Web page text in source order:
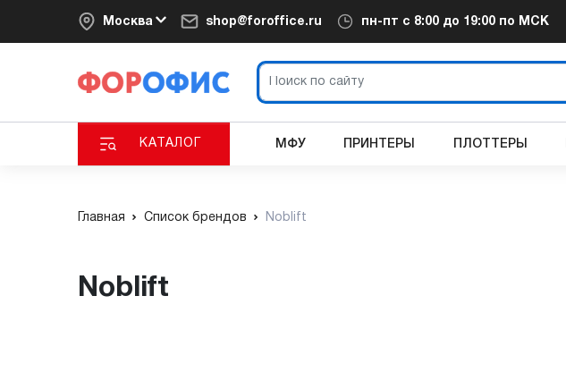
Москва shop@foroffice.ru пн-пт с 8:00 до 19:00 по МСК
КАТАЛОГ МФУ ПРИНТЕРЫ ПЛОТТЕРЫ
Главная Список брендов Noblift
Noblift